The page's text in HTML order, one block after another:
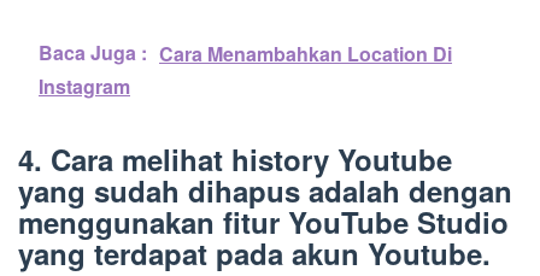
Baca Juga : Cara Menambahkan Location Di
Instagram
4. Cara melihat history Youtube
yang sudah dihapus adalah dengan
menggunakan fitur YouTube Studio
yang terdapat pada akun Youtube.